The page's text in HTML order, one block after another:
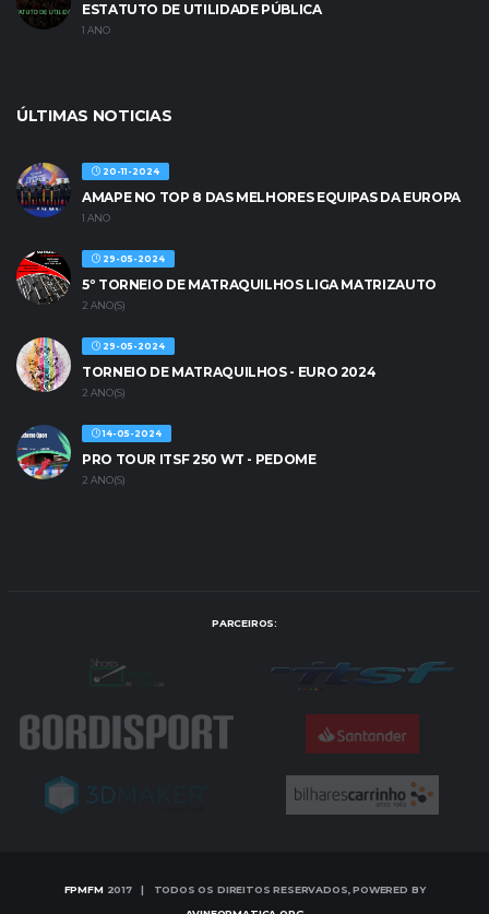
ESTATUTO DE UTILIDADE PÚBLICA
1 ANO
ÚLTIMAS NOTICIAS
20-11-2024
AMAPE NO TOP 8 DAS MELHORES EQUIPAS DA EUROPA
1 ANO
29-05-2024
5º TORNEIO DE MATRAQUILHOS LIGA MATRIZAUTO
2 ANO(S)
29-05-2024
TORNEIO DE MATRAQUILHOS - EURO 2024
2 ANO(S)
14-05-2024
PRO TOUR ITSF 250 WT - PEDOME
2 ANO(S)
PARCEIROS:
FPMFM2017 | TODOS OS DIREITOS RESERVADOS, POWERED BY